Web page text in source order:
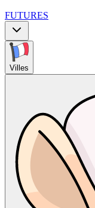
FUTURES
Villes